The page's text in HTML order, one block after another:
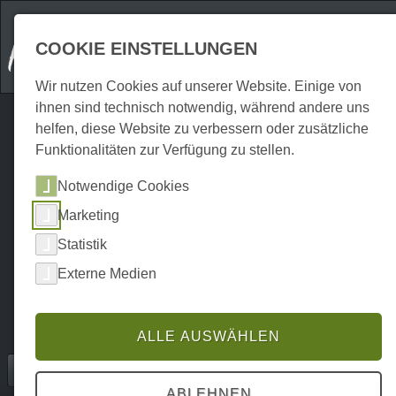
Home Erkunden Wanderwege P0024EW02020
COOKIE EINSTELLUNGEN
Wir nutzen Cookies auf unserer Website. Einige von
ihnen sind technisch notwendig, während andere uns
helfen, diese Website zu verbessern oder zusätzliche
Funktionalitäten zur Verfügung zu stellen.
Notwendige Cookies
Marketing
Statistik
Externe Medien
ALLE AUSWÄHLEN